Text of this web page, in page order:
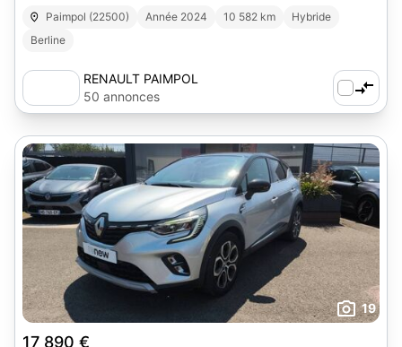
Paimpol (22500) Année 2024 10 582 km
Hybride
Berline
RENAULT PAIMPOL
50 annonces
19
17 890 €